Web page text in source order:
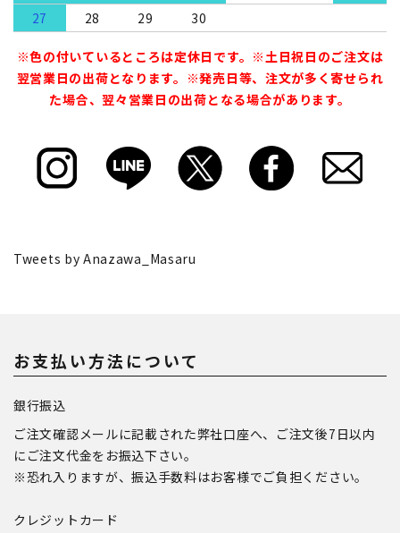
27
28 29 30
※色の付いているところは定休日です。※土日祝日のご注文は
翌営業日の出荷となります。※発売日等、注文が多く寄せられ
た場合、翌々営業日の出荷となる場合があります。
Tweets by Anazawa_Masaru
お支払い方法について
銀行振込
ご注文確認メールに記載された弊社口座へ、ご注文後7日以内
にご注文代金をお振込下さい。
※恐れ入りますが、振込手数料はお客様でご負担ください。
クレジットカード